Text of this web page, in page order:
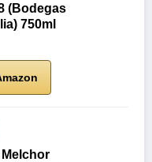
(Bodegas
750ml